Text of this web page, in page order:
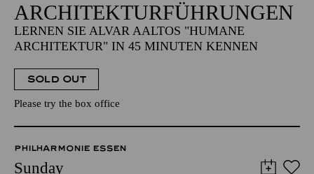
ARCHITEKTUR­FÜHRUNGEN
LERNEN SIE ALVAR AALTOS "HUMANE
ARCHITEKTUR" IN 45 MINUTEN KENNEN
SOLD OUT
Please try the box office
PHILHARMONIE ESSEN
Sunday